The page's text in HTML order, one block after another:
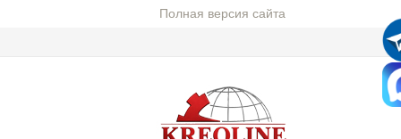
Полная версия сайта